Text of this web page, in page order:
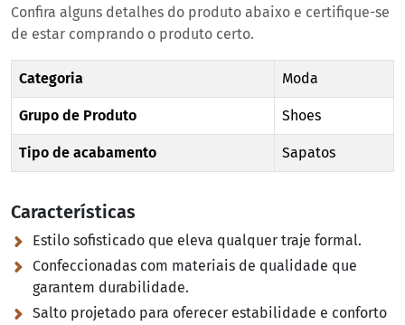
Confira alguns detalhes do produto abaixo e certifique-se
de estar comprando o produto certo.
Categoria Moda
Grupo de Produto Shoes
Tipo de acabamento Sapatos
Características
Estilo sofisticado que eleva qualquer traje formal.
Confeccionadas com materiais de qualidade que
garantem durabilidade.
Salto projetado para oferecer estabilidade e conforto